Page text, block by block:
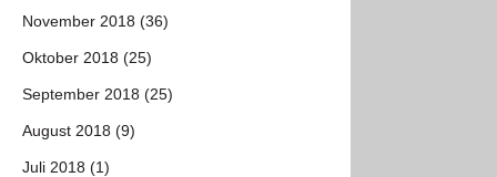
November 2018 (36)
Oktober 2018 (25)
September 2018 (25)
August 2018 (9)
Juli 2018 (1)